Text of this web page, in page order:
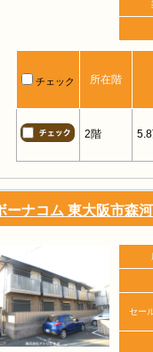
チェック 所在階
2階
ーナコム 東大阪市森
セー